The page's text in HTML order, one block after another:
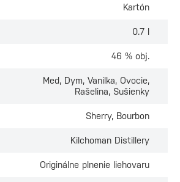
Kartón
0.7 l
46 % obj.
Med, Dym, Vanilka, Ovocie,
Rašelina, Sušienky
Sherry, Bourbon
Kilchoman Distillery
Originálne plnenie liehovaru